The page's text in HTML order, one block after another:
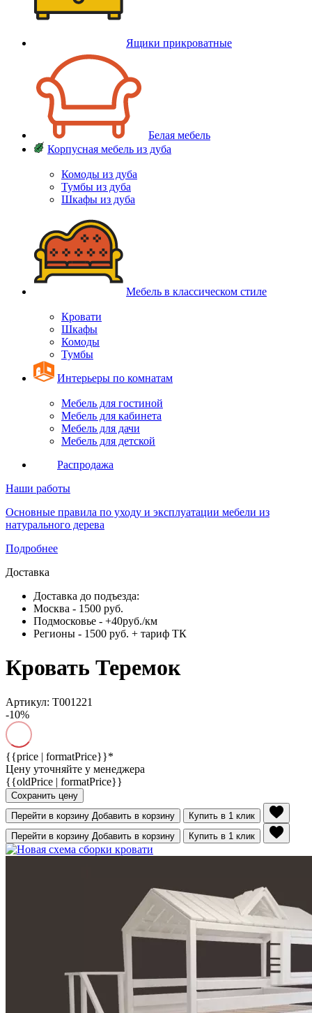
Ящики прикроватные
Белая мебель
Корпусная мебель из дуба
Комоды из дуба
Тумбы из дуба
Шкафы из дуба
Мебель в классическом стиле
Кровати
Шкафы
Комоды
Тумбы
Интерьеры по комнатам
Мебель для гостиной
Мебель для кабинета
Мебель для дачи
Мебель для детской
Распродажа
Наши работы
Основные правила по уходу и эксплуатации мебели из
натурального дерева
Подробнее
Доставка
Доставка до подъезда:
Москва - 1500 руб.
Подмосковье - +40руб./км
Регионы - 1500 руб. + тариф ТК
Кровать Теремок
Артикул: Т001221
-10%
{{price | formatPrice}}*
Цену уточняйте у менеджера
{{oldPrice | formatPrice}}
Сохранить цену
Перейти в корзину Добавить в корзину
Купить в 1 клик
Перейти в корзину Добавить в корзину Купить в 1 клик